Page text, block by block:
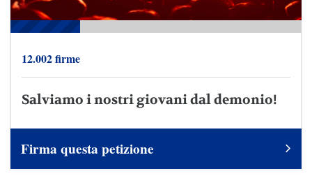
12.002 firme
Salviamo i nostri giovani dal demonio!
Firma questa petizione